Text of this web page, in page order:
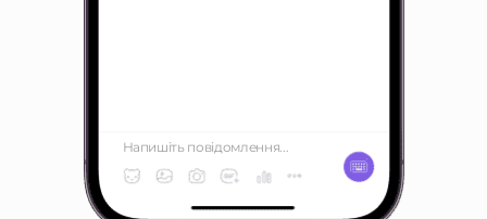
Напишіть повідомлення...